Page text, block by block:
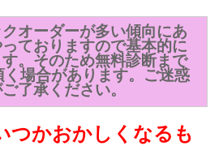
オーダーが多い傾向にあ
ておりますので基本的に
。そのため無料診断まで
場合があります。ご迷惑
了承ください。
つかおかしくなるも